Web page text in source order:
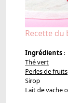
Recette du
Ingrédients :
Thé vert
Perles de fruits
Sirop
Lait de vache